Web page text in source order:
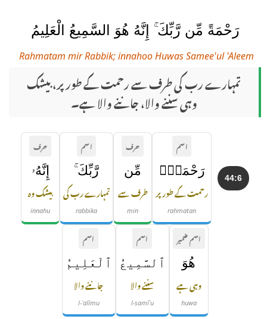
رَحْمَةً مِّن رَّبِّكَ ۚ إِنَّهُ هُوَ السَّمِيعُ الْعَلِيمُ
Rahmatam mir Rabbik; innahoo Huwas Samee'ul 'Aleem
تمہارے رب کی طرف سے رحمت کے طور پر، بیشک
وہی سننے والا، جاننے والا ہے۔
44:6
اسم
رَحْمَةًۭ
رحمت کے طور پر
raḥmatan
حرف
مِّن
طرف سے
min
اسم
رَّبِّكَ ۚ
تمہارے رب کی
rabbika
حرف
إِنَّهُۥ
بیشک وہ
innahu
اسم ضمیر
هُوَ
وہی ہے
huwa
اسم
ٱلسَّمِيعُ
سننے والا
l-samīʿu
اسم
ٱلْعَلِيمُ
جاننے والا
l-ʿalīmu